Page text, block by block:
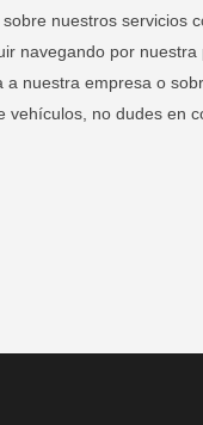
nuestros servicios
navegando por
nuestra empresa o
no dudes en